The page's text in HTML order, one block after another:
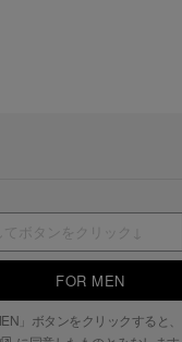
FOR MEN
」ボタンをクリックすると、